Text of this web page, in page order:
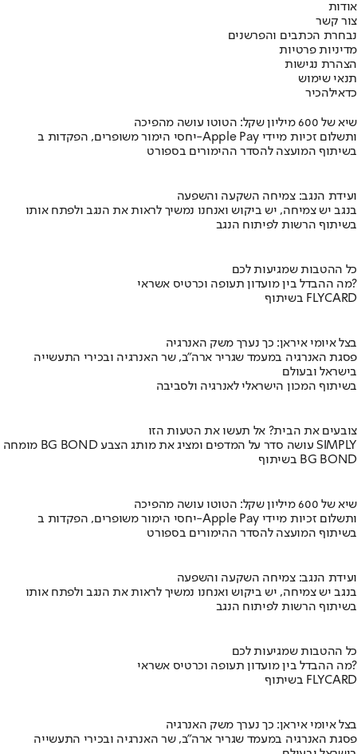
אודות
צור קשר
נבחרת הכתבים והפרשנים
מדיניות פרטיות
הצהרת נגישות
תנאי שימוש
כדאילהכיר
שיא של 600 מיליון שקל: הטוטו עושה מהפיכה
יחסי הימור משופרים, הפקדות ב-Apple Pay ותשלום זכיות מיידי
בשיתוף המועצה להסדר ההימורים בספורט
ועידת הנגב: צמיחה השקעה והשפעה
בנגב יש צמיחה, יש ביקוש ואנחנו נמשיך לראות את הנגב ולפתח אותו
בשיתוף הרשות לפיתוח הנגב
כל ההטבות שמגיעות לכם
מה ההבדל בין מועדון תעופה וכרטיס אשראי?
בשיתוף FLYCARD
בצל איומי איראן: כך נערך משק האנרגיה
פסגת האנרגיה במעמד שגריר ארה"ב, שר האנרגיה ובכירי התעשייה
בישראל ובעולם
בשיתוף המכון הישראלי לאנרגיה ולסביבה
צובעים את הבית? אל תעשו את הטעות הזו
מומחה BG BOND עושה סדר על המדפים ומציג את מותג הצבע SIMPLY
בשיתוף BG BOND
שיא של 600 מיליון שקל: הטוטו עושה מהפיכה
יחסי הימור משופרים, הפקדות ב-Apple Pay ותשלום זכיות מיידי
בשיתוף המועצה להסדר ההימורים בספורט
ועידת הנגב: צמיחה השקעה והשפעה
בנגב יש צמיחה, יש ביקוש ואנחנו נמשיך לראות את הנגב ולפתח אותו
בשיתוף הרשות לפיתוח הנגב
כל ההטבות שמגיעות לכם
מה ההבדל בין מועדון תעופה וכרטיס אשראי?
בשיתוף FLYCARD
בצל איומי איראן: כך נערך משק האנרגיה
פסגת האנרגיה במעמד שגריר ארה"ב, שר האנרגיה ובכירי התעשייה